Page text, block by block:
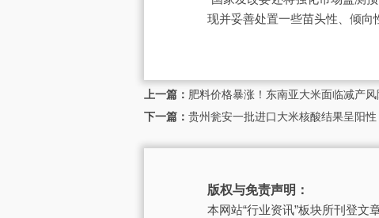
现并妥善处置一些苗头性、倾向
上一篇： 肥料价格暴涨！东南亚大米面临减产风
下一篇： 贵州瓮安一批进口大米核酸结果呈阳性
版权与免责声明：
本网站“行业资讯”板块所刊登文